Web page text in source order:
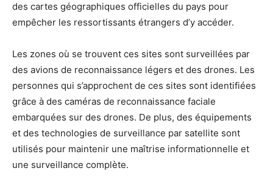
des cartes géographiques officielles du pays pour
empêcher les ressortissants étrangers d’y accéder.
Les zones où se trouvent ces sites sont surveillées par
des avions de reconnaissance légers et des drones. Les
personnes qui s’approchent de ces sites sont identifiées
grâce à des caméras de reconnaissance faciale
embarquées sur des drones. De plus, des équipements
et des technologies de surveillance par satellite sont
utilisés pour maintenir une maîtrise informationnelle et
une surveillance complète.